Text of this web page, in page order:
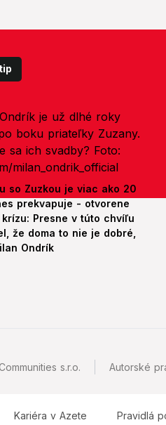
so Zuzkou je viac ako 20
prekvapuje - otvorene
Presne v túto chvíľu
že doma to nie je dobré,
Ondrík
s.r.o. Autorské
Kariéra v Azete Pravidlá